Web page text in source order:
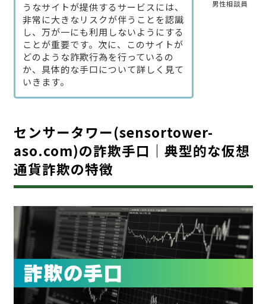
男性相談員
うなサイトが提供するサービスには、
非常に大きなリスクが伴うことを認識
し、万が一にも利用しないようにする
ことが重要です。次に、このサイトが
どのような詐欺行為を行っているの
か、具体的な手口について詳しく見て
いきます。
センサータワー(sensortower-
aso.com)の詐欺手口｜典型的な仮想
通貨詐欺の特徴